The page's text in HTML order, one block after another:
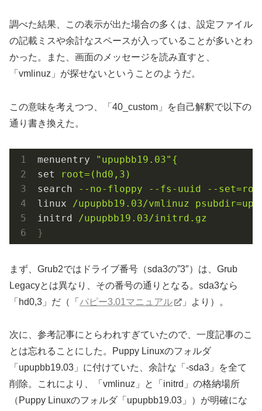
調べた結果、この表示が出た場合の多くは、設定ファイル
の記載ミスや余計なスペースが入っていることが多いとわ
かった。また、画面のメッセージを読み直すと、
「vmlinuz」が探せないということのようだ。
この意味を考えつつ、「40_custom」を自己解釈で以下の
通り書き換えた。
menuentry
"upupbb19.03"{
set
root=(hd0,3)
search
--no-floppy --fs-uuid --set=root
linux
/upupbb19.03/vmlinuz
initrd
/upupbb19.03/initrd.gz
}
まず、Grub2ではドライブ番号（sda3の”3″）は、Grub
Legacyとは異なり、その番号の通りとなる。sda3なら
「hd0,3」だ（「 パピー3.01マニュアル 」より）。
次に、参考記事にとらわれすぎていたので、一度記事のこ
とは忘れることにした。Puppy Linuxのフォルダ
「upupbb19.03」に付けていた、余計な「-sda3」を全て
削除。これにより、「vmlinuz」と「initrd」の格納場所
（Puppy Linuxのフォルダ「upupbb19.03」）が明確にな